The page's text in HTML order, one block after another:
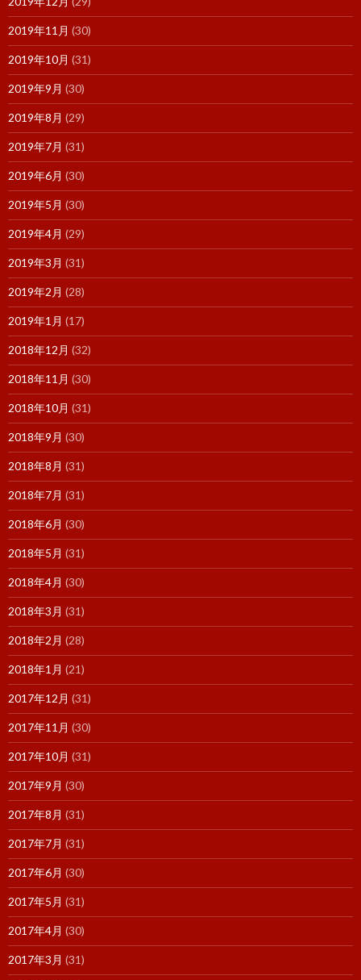
2019年11月 (30)
2019年10月 (31)
2019年9月 (30)
2019年8月 (29)
2019年7月 (31)
2019年6月 (30)
2019年5月 (30)
2019年4月 (29)
2019年3月 (31)
2019年2月 (28)
2019年1月 (17)
2018年12月 (32)
2018年11月 (30)
2018年10月 (31)
2018年9月 (30)
2018年8月 (31)
2018年7月 (31)
2018年6月 (30)
2018年5月 (31)
2018年4月 (30)
2018年3月 (31)
2018年2月 (28)
2018年1月 (21)
2017年12月 (31)
2017年11月 (30)
2017年10月 (31)
2017年9月 (30)
2017年8月 (31)
2017年7月 (31)
2017年6月 (30)
2017年5月 (31)
2017年4月 (30)
2017年3月 (31)